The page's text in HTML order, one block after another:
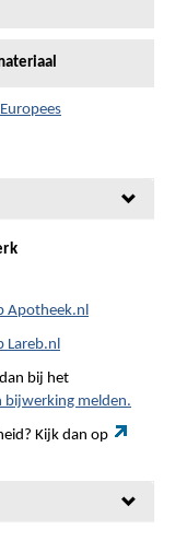
Apotheek.nl
Lareb.nl
bij het
bijwerking melden.
Kijk dan op